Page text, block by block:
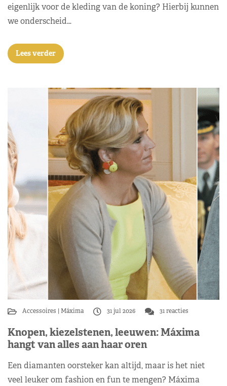
eigenlijk voor de kleding van de koning? Hierbij kunnen
we onderscheid…
Lees verder
Accessoires Máxima 31 jul 2026 31 reacties
Knopen, kiezelstenen, leeuwen: Máxima
hangt van alles aan haar oren
Een diamanten oorsteker kan altijd, maar is het niet
veel leuker om fashion en fun te mengen? Máxima